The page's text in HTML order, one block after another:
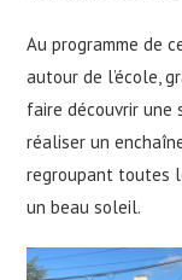
Au programme de
autour de l’école,
faire découvrir une
réaliser un
regroupant toutes
un beau soleil.